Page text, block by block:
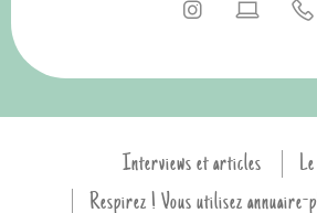
Interviews et articles
Respirez ! Vous utilisez